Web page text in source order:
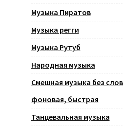
Музыка Пиратов
Музыка регги
Музыка Рутуб
Народная музыка
Смешная музыка без
фоновая, быстрая
Танцевальная музыка